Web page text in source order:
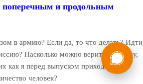
и продольным
в армию? Если да, то что делать? Идти
Насколько можно верить диагнозу,
как я перед выпуском приходит
человек?
8 (800) 775-35-89